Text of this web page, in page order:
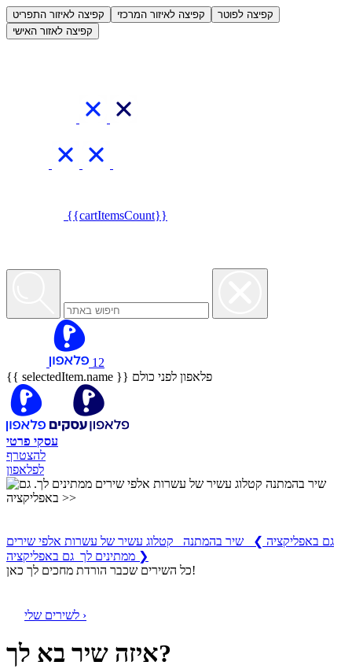
קפיצה לאיזור התפריט קפיצה לאיזור המרכזי
קפיצה לפוטר
קפיצה לאזור האישי
{{cartItemsCount}}
12
{{ selectedItem.name }} פלאפון לפני כולם
עסקי פרטי
להצטרף
לפלאפון
גם באפליקציה ❯
שיר בהמתנה קטלוג עשיר של עשרות אלפי שירים
ממתינים לך גם באפליקציה ❯
כל השירים שכבר הורדת מחכים לך כאן!
לשירים שלי ›
איזה שיר בא לך?